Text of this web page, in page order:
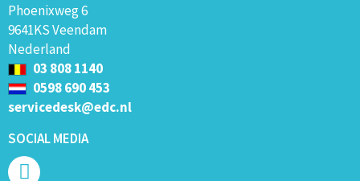
Phoenixweg 6
9641KS Veendam
Nederland
03 808 1140
0598 690 453
servicedesk@edc.nl
SOCIAL MEDIA